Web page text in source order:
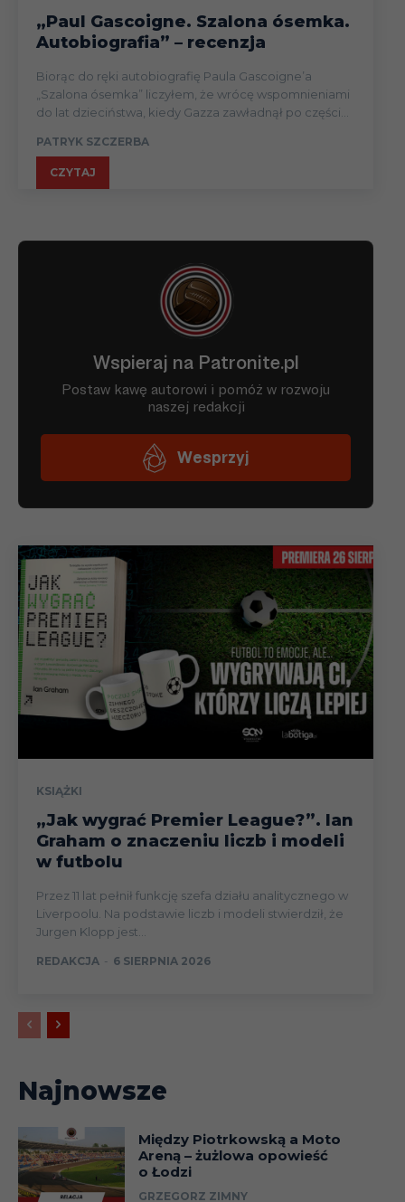
„Paul Gascoigne. Szalona ósemka.
Autobiografia” – recenzja
Biorąc do ręki autobiografię Paula Gascoigne’a
„Szalona ósemka” liczyłem, że wrócę wspomnieniami
do lat dzieciństwa, kiedy Gazza zawładnął po części...
PATRYK SZCZERBA
CZYTAJ
KSIĄŻKI
„Jak wygrać Premier League?”. Ian
Graham o znaczeniu liczb i modeli
w futbolu
Przez 11 lat pełnił funkcję szefa działu analitycznego w
Liverpoolu. Na podstawie liczb i modeli stwierdził, że
Jurgen Klopp jest...
REDAKCJA - 6 SIERPNIA 2026
Najnowsze
Między Piotrkowską a Moto
Areną – żużlowa opowieść
o Łodzi
GRZEGORZ ZIMNY